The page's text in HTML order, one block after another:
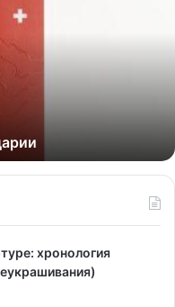
хронология